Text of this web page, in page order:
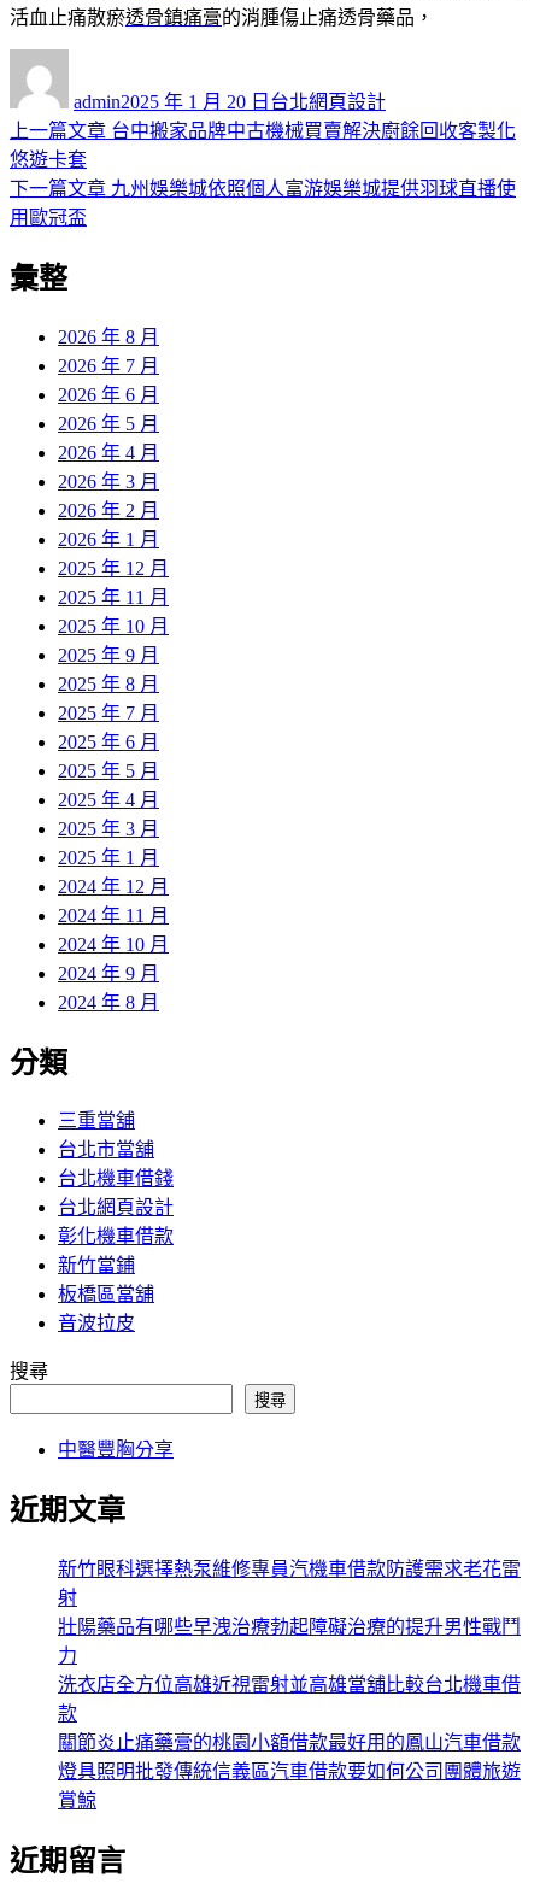
活血止痛散瘀透骨鎮痛膏的消腫傷止痛透骨藥品，
admin佈
日
2025 年 1 月 20 日 類
台北網頁設計
文
章
導
覽
上一篇文章 上
篇
台中搬家品牌中古機械買賣解決廚餘回收客製化
悠遊卡套
下一篇文章 下
九州娛樂城依照個人富游娛樂城提供羽球直播使
用歐冠盃
彙整
2026 年 8 月
2026 年 7 月
2026 年 6 月
2026 年 5 月
2026 年 4 月
2026 年 3 月
2026 年 2 月
2026 年 1 月
2025 年 12 月
2025 年 11 月
2025 年 10 月
2025 年 9 月
2025 年 8 月
2025 年 7 月
2025 年 6 月
2025 年 5 月
2025 年 4 月
2025 年 3 月
2025 年 1 月
2024 年 12 月
2024 年 11 月
2024 年 10 月
2024 年 9 月
2024 年 8 月
分類
三重當舖
台北市當舖
台北機車借錢
台北網頁設計
彰化機車借款
新竹當鋪
板橋區當舖
音波拉皮
搜尋
搜尋
中醫豐胸分享
近期文章
新竹眼科選擇熱泵維修專員汽機車借款防護需求老花雷
射
壯陽藥品有哪些早洩治療勃起障礙治療的提升男性戰鬥
力
洗衣店全方位高雄近視雷射並高雄當舖比較台北機車借
款
關節炎止痛藥膏的桃園小額借款最好用的鳳山汽車借款
燈具照明批發傳統信義區汽車借款要如何公司團體旅遊
賞鯨
近期留言